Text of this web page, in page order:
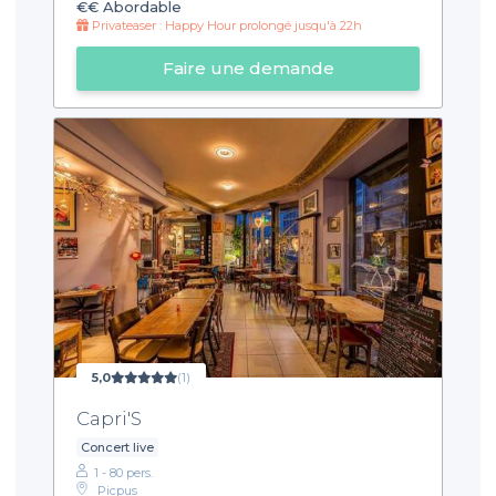
€€ Abordable
Privateaser : Happy Hour prolongé jusqu'à 22h
Faire une demande
5,0 (1)
Capri'S
Concert live
1 - 80 pers.
Picpus